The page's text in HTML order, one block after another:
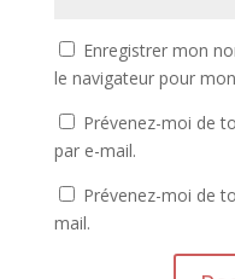
Enregistrer mon
le navigateur pour
Prévenez-moi de
par e-mail.
Prévenez-moi de
mail.